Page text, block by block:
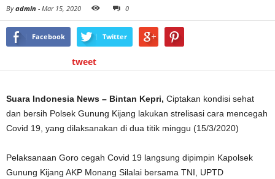
Byadmin - Mar 15, 2020 0
Facebook Twitter
tweet
Suara Indonesia News – Bintan Kepri, Ciptakan kondisi sehat
dan bersih Polsek Gunung Kijang lakukan strelisasi cara mencegah
Covid 19, yang dilaksanakan di dua titik minggu (15/3/2020)
Pelaksanaan Goro cegah Covid 19 langsung dipimpin Kapolsek
Gunung Kijang AKP Monang Silalai bersama TNI, UPTD